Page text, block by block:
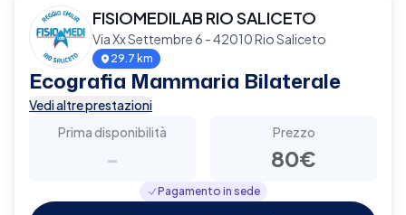
FISIOMEDILAB RIO SALICETO
Via Xx Settembre 6 - 42010 Rio Saliceto
29.7 km
Ecografia Mammaria Bilaterale
Vedi altre prestazioni
Prima disponibilità
-
Prezzo
80€
Pagamento in sede